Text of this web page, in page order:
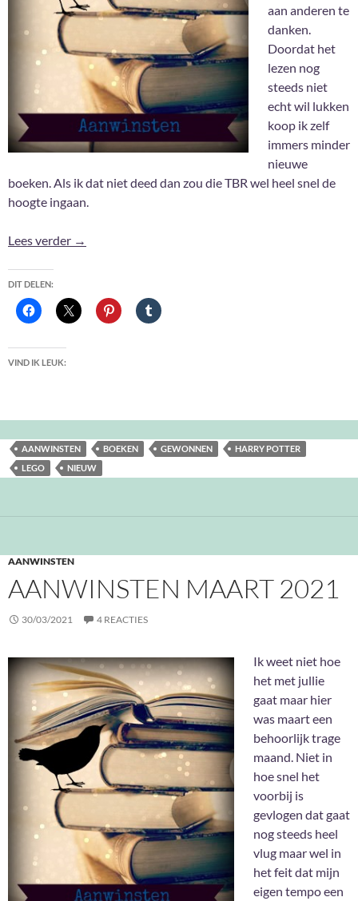
aan anderen te
danken.
Doordat het
lezen nog
steeds niet
echt wil lukken
koop ik zelf
immers minder
nieuwe
boeken. Als ik dat niet deed dan zou die TBR wel heel snel de
hoogte ingaan.
Lees verder Aanwinsten April 2021
→
DIT DELEN:
VIND IK LEUK:
AANWINSTEN BOEKEN GEWONNEN
HARRY POTTER
LEGO
NIEUW
AANWINSTEN
AANWINSTEN MAART 2021
30/03/2021 4 REACTIES
Ik weet niet hoe
het met jullie
gaat maar hier
was maart een
behoorlijk trage
maand. Niet in
hoe snel het
voorbij is
gevlogen dat gaat
nog steeds heel
vlug maar wel in
het feit dat mijn
eigen tempo een